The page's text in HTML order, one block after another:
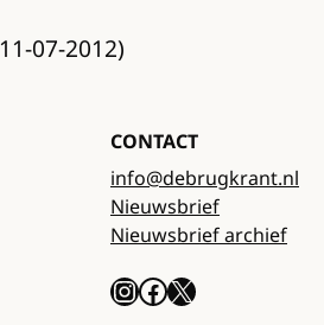
07-2012)
CONTACT
info@debrugkrant.nl
Nieuwsbrief
Nieuwsbrief archief
InstagramFacebook X